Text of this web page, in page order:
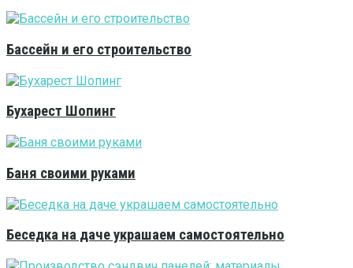
Бассейн и его строительство
Бухарест Шопинг
Баня своими руками
Беседка на даче украшаем самостоятельно